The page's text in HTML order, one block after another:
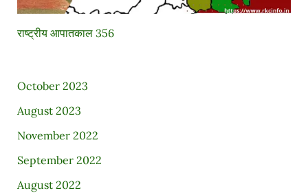
राष्ट्रीय आपातकाल 356
October 2023
August 2023
November 2022
September 2022
August 2022